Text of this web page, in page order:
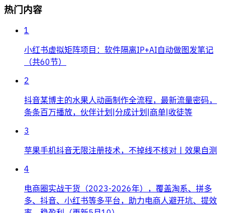
热门内容
1
小红书虚拟矩阵项目：软件隔离IP+AI自动做图发笔记
（共60节）
2
抖音某博主的水果人动画制作全流程，最新流量密码，
条条百万播放，伙伴计划|分成计划|商单|收徒等
3
苹果手机抖音无限注册技术，不掉线不核对丨效果自测
4
电商圈实战干货（2023-2026年），覆盖淘系、拼多
多、抖音、小红书等多平台，助力电商人避开坑、提效